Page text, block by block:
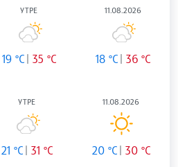
УТРЕ
19 °C 35 °C
11.08.2026
18 °C 36 °C
УТРЕ
21 °C 31 °C
11.08.2026
20 °C 30 °C